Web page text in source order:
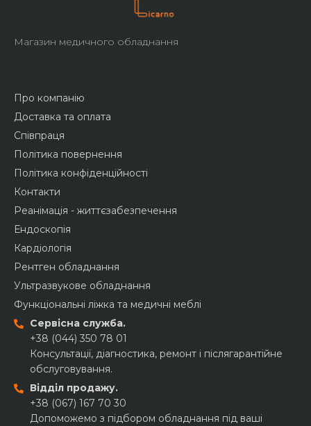
Магазин медичного обладнання
Про компанію
Доставка та оплата
Співпраця
Політика повернення
Політика конфіденційності
Контакти
Реанімація - життєзабезпечення
Ендоскопія
Кардіологія
Рентген обладнання
Ультразвукове обладнання
Функціональні ліжка та медичні меблі
Сервісна служба.
+38 (044) 350 78 01
Консультації, діагностика, ремонт і післягарантійне
обслуговування.
Відділ продажу.
+38 (067) 167 70 30
Допоможемо з підбором обладнання під ваші